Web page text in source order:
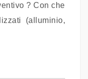
? Con che
(alluminio,